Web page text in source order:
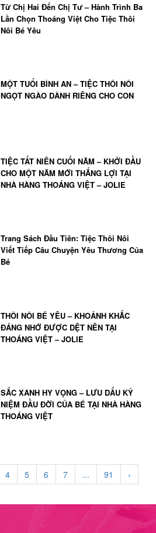
Từ Chị Hai Đến Chị Tư – Hành Trình Ba
Lần Chọn Thoáng Việt Cho Tiệc Thôi
Nôi Bé Yêu
MỘT TUỔI BÌNH AN – TIỆC THÔI NÔI
NGỌT NGÀO DÀNH RIÊNG CHO CON
TIỆC TẤT NIÊN CUỐI NĂM – KHỞI ĐẦU
CHO MỘT NĂM MỚI THẮNG LỢI TẠI
NHÀ HÀNG THOÁNG VIỆT – JOLIE
Trang Sách Đầu Tiên: Tiệc Thôi Nôi
Viết Tiếp Câu Chuyện Yêu Thương Của
Bé
THÔI NÔI BÉ YÊU – KHOẢNH KHẮC
ĐÁNG NHỚ ĐƯỢC DỆT NÊN TẠI
THOÁNG VIỆT – JOLIE
SẮC XANH HY VỌNG – LƯU DẤU KỶ
NIỆM ĐẦU ĐỜI CỦA BÉ TẠI NHÀ HÀNG
THOÁNG VIỆT
4 5 6 7 ... 91
›